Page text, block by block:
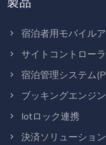
宿泊者用モバイル
サイトコントロー
宿泊管理システム
ブッキングエンジン
Iotロック連携
決済ソリューション